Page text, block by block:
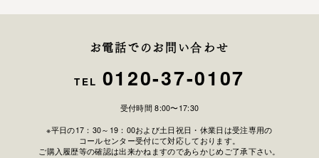
お電話でのお問い合わせ
TEL 0120-37-0107
受付時間 8:00〜17:30
※平日の17：30～19：00および土日祝日・休業日は受注専用の
コールセンター受付にて対応しております。
ご購入履歴等の確認は出来かねますのであらかじめご了承下さい。